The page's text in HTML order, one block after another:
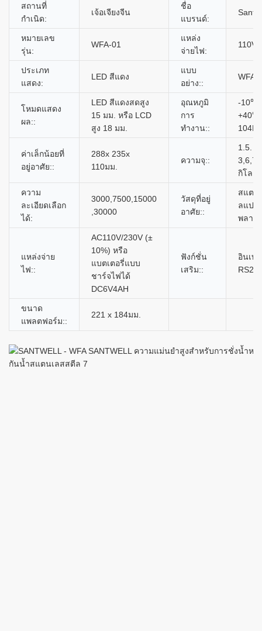
สถานที่
กำเนิด:
เจ้อเจียงจีน
ชื่อ
แบรนด์:
หมายเลข
รุ่น:
WFA-01
แหล่ง
จ่ายไฟ:
110V-
ประเภท
แสดง:
LED สีแดง
แบบ
อย่าง::
WFA-
โหมดแสดง
ผล::
LED สีแดงสดสูง
15 มม. หรือ LCD
สูง 18 มม.
อุณหภูมิ
การ
ทำงาน::
-
+40℃
104F)
ค่าเล็กน้อยที่
อยู่อาศัย::
288x 235x
110มม.
ความจุ::
1.5.
กิโลก
ความ
ละเอียดเลือก
ได้:
3000,7500,15000
,30000
วัสดุที่อยู่
อาศัย::
สแตน
ลแปรง
พลาส
แหล่งจ่าย
ไฟ::
AC110V/230V (±
10%) หรือ
แบตเตอรี่แบบ
ชาร์จไฟได้
DC6V4AH
ฟังก์ชั่น
เสริม::
อินเท
ขนาด
แพลตฟอร์ม::
221 x 184มม.